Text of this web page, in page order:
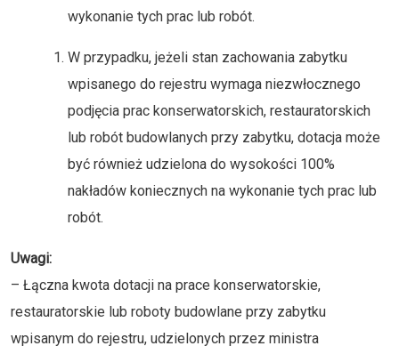
wykonanie tych prac lub robót.
W przypadku, jeżeli stan zachowania zabytku
wpisanego do rejestru wymaga niezwłocznego
podjęcia prac konserwatorskich, restauratorskich
lub robót budowlanych przy zabytku, dotacja może
być również udzielona do wysokości 100%
nakładów koniecznych na wykonanie tych prac lub
robót.
Uwagi:
– Łączna kwota dotacji na prace konserwatorskie,
restauratorskie lub roboty budowlane przy zabytku
wpisanym do rejestru, udzielonych przez ministra